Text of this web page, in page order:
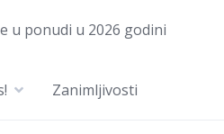
u ponudi u 2026 godini
Zanimljivosti